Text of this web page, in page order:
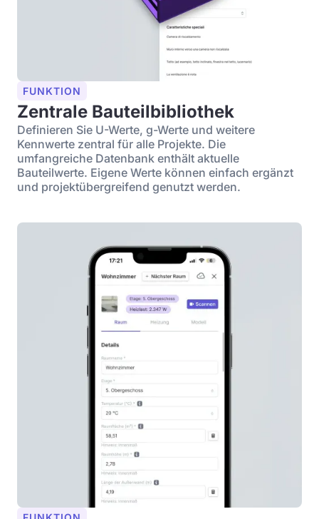
FUNKTION
Zentrale Bauteilbibliothek
Definieren Sie U-Werte, g-Werte und weitere
Kennwerte zentral für alle Projekte. Die
umfangreiche Datenbank enthält aktuelle
Bauteilwerte. Eigene Werte können einfach ergänzt
und projektübergreifend genutzt werden.